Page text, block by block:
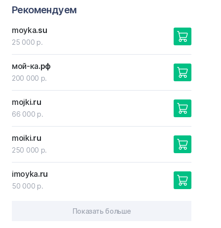
Рекомендуем
moyka.su
25 000 р.
мой-ка.рф
200 000 р.
mojki.ru
66 000 р.
moiki.ru
250 000 р.
imoyka.ru
50 000 р.
Показать больше